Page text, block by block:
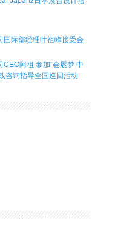
国际部经理叶祖峰接受会
CEO阿祖 参加“会展梦 中
咨询指导全国巡回活动